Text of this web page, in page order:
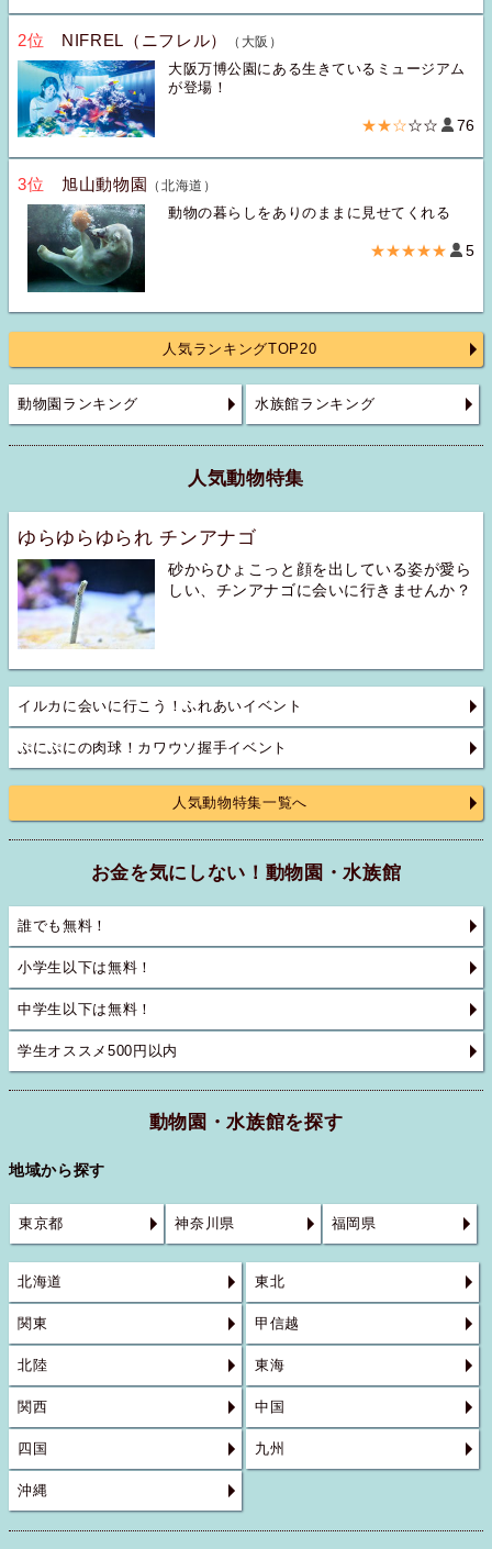
2位 NIFREL（ニフレル）
（大阪）
大阪万博公園にある生きているミュージアム
が登場！
★★☆☆☆ 76
3位 旭山動物園 （北海道）
動物の暮らしをありのままに見せてくれる
★★★★★ 5
人気ランキングTOP20
動物園ランキング 水族館ランキング
人気動物特集
ゆらゆらゆられ チンアナゴ
砂からひょこっと顔を出している姿が愛ら
しい、チンアナゴに会いに行きませんか？
イルカに会いに行こう！ふれあいイベント
ぷにぷにの肉球！カワウソ握手イベント
人気動物特集一覧へ
お金を気にしない！動物園・水族館
誰でも無料！
小学生以下は無料！
中学生以下は無料！
学生オススメ500円以内
動物園・水族館を探す
地域から探す
東京都 神奈川県 福岡県
北海道 東北
関東 甲信越
北陸 東海
関西 中国
四国 九州
沖縄